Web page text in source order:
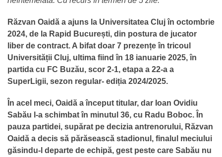
Răzvan Oaidă a ajuns la Universitatea Cluj în octombrie
2024, de la Rapid București, din postura de jucator
liber de contract. A bifat doar 7 prezențe în tricoul
Universității Cluj, ultima fiind în 18 ianuarie 2025, în
partida cu FC Buzău, scor 2-1, etapa a 22-a a
SuperLigii, sezon regular- ediția 2024/2025.
În acel meci, Oaidă a început titular, dar Ioan Ovidiu
Sabău l-a schimbat în minutul 36, cu Radu Boboc. În
pauza partidei, supărat pe decizia antrenorului, Răzvan
Oaidă a decis să părăsească stadionul, finalul meciului
găsindu-l departe de echipă, gest peste care Sabău nu